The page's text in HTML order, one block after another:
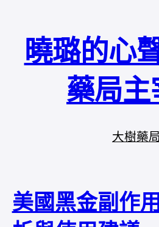
曉璐的心
藥局主
大樹藥局
美國黑金副作